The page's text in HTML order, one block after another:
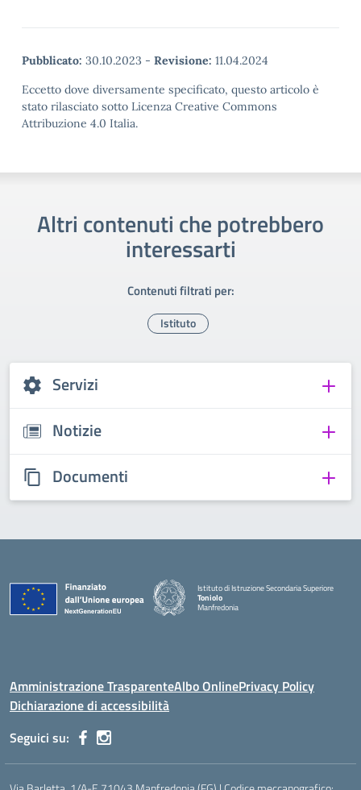
Pubblicato: 30.10.2023 - Revisione: 11.04.2024
Eccetto dove diversamente specificato, questo articolo è
stato rilasciato sotto Licenza Creative Commons
Attribuzione 4.0 Italia.
Altri contenuti che potrebbero
interessarti
Contenuti filtrati per:
Istituto
Servizi
Notizie
Documenti
Istituto di Istruzione Secondaria Superiore
Toniolo
Manfredonia
Amministrazione TrasparenteAlbo OnlinePrivacy Policy
Dichiarazione di accessibilità
Seguici su: